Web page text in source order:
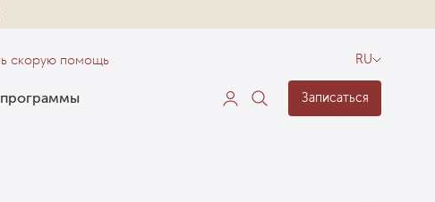
скорую помощь RU
Записаться